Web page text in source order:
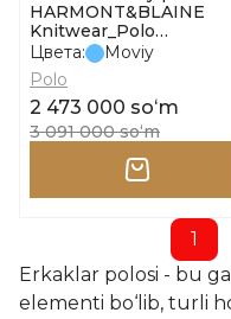
HARMONT&BLAINE
Knitwear_Polo
Smacchinata Righe
o'lcham l
Цвета:
Moviy
Polo
2 473 000 soʻm
3 091 000 soʻm
1
Erkaklar polosi - bu
elementi bo‘lib, turli